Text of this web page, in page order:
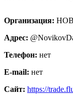
Организация:
Адрес:
Телефон: нет
E-mail: нет
Сайт: https://